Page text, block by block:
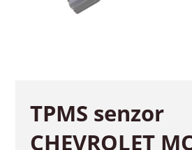
TPMS senzor
CHEVROLET